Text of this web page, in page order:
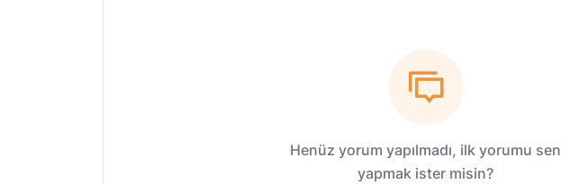
Henüz yorum yapılmadı, ilk yorumu sen
yapmak ister misin?